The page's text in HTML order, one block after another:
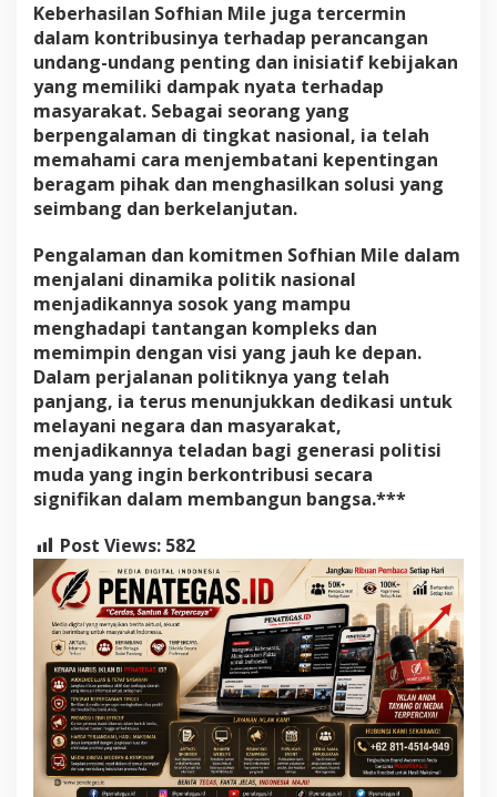
Keberhasilan Sofhian Mile juga tercermin
dalam kontribusinya terhadap perancangan
undang-undang penting dan inisiatif kebijakan
yang memiliki dampak nyata terhadap
masyarakat. Sebagai seorang yang
berpengalaman di tingkat nasional, ia telah
memahami cara menjembatani kepentingan
beragam pihak dan menghasilkan solusi yang
seimbang dan berkelanjutan.
Pengalaman dan komitmen Sofhian Mile dalam
menjalani dinamika politik nasional
menjadikannya sosok yang mampu
menghadapi tantangan kompleks dan
memimpin dengan visi yang jauh ke depan.
Dalam perjalanan politiknya yang telah
panjang, ia terus menunjukkan dedikasi untuk
melayani negara dan masyarakat,
menjadikannya teladan bagi generasi politisi
muda yang ingin berkontribusi secara
signifikan dalam membangun bangsa.***
Post Views: 582